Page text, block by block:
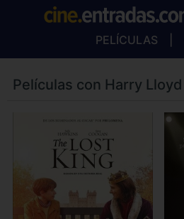
PELÍCULAS
Películas con Harry Lloyd